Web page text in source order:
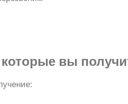
вы